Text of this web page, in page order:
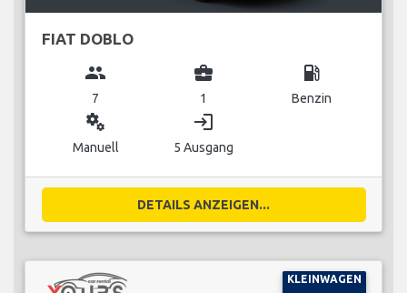
FIAT DOBLO
group
7
business_center
1
local_gas_station
Benzin
miscellaneous_services
Manuell
login
5 Ausgang
DETAILS ANZEIGEN...
KLEINWAGEN